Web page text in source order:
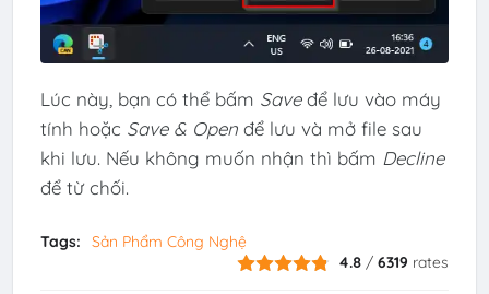
Lúc này, bạn có thể bấm Saveđể lưu vào máy
tính hoặc Save & Openđể lưu và mở file sau
khi lưu. Nếu không muốn nhận thì bấm Decline
để từ chối.
Tags:
Sản Phẩm Công Nghệ
4.8 /6319 rates